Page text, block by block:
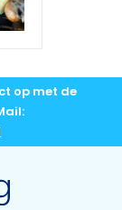
op met de